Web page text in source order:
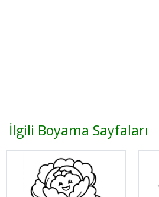
İlgili Boyama Sayfaları